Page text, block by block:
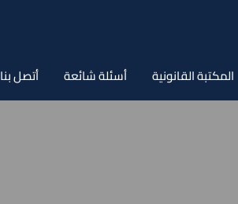
المكتبة القانونية أسئلة شائعة أتصل بنا